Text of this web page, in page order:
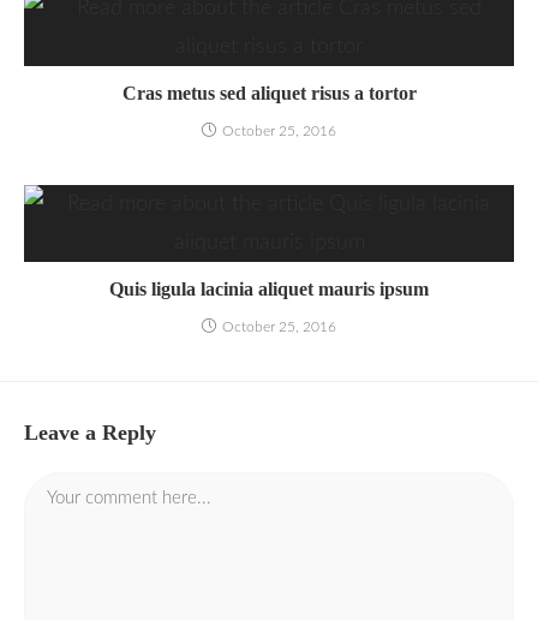
Cras metus sed aliquet risus a tortor
October 25, 2016
Quis ligula lacinia aliquet mauris ipsum
October 25, 2016
Leave a Reply